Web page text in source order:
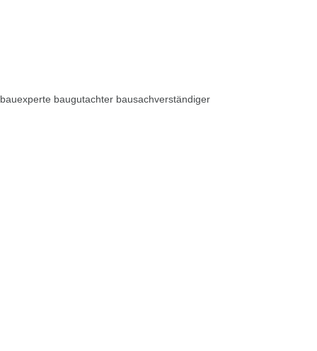
bauexperte baugutachter bausachverständiger